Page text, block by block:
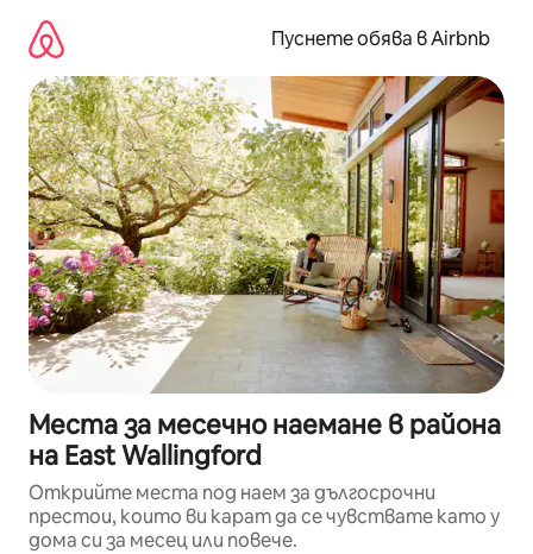
съдържанието
Пуснете обява в Airbnb
Места за месечно наемане в района
на East Wallingford
Открийте места под наем за дългосрочни
престои, които ви карат да се чувствате като у
дома си за месец или повече.